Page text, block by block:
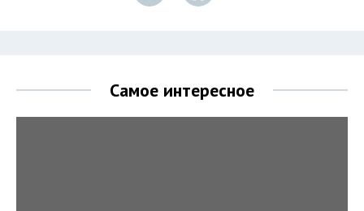
Самое интересное